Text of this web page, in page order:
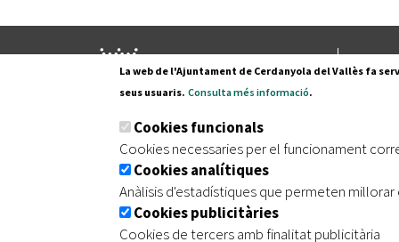
Pl.
| Avís legal | Protecció de dades
La web de l'Ajuntament de Cerdanyola del Vallès fa
seus usuaris. Consulta més informació.
Cookies funcionals
Cookies necessaries per el funcionament
Cookies analítiques
Anàlisis d'estadístiques que permeten
Cookies publicitàries
Cookies de tercers amb finalitat publicitària